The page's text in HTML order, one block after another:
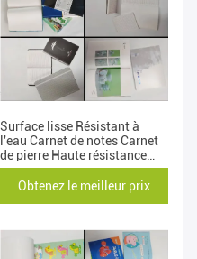
Surface lisse Résistant à
l'eau Carnet de notes Carnet
de pierre Haute résistance
aux déchirures
Obtenez le meilleur prix